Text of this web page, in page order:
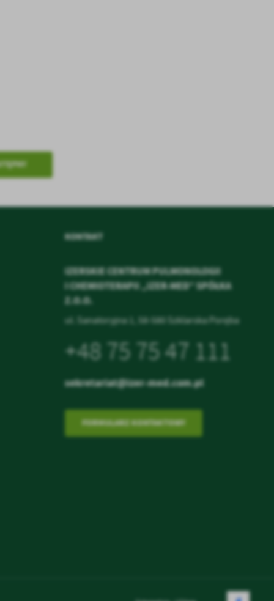
KONTAKT
IZERSKIE CENTRUM PULMONOLOGII
I CHEMIOTERAPII „IZER-MED” SPÓŁKA
Z.O.O.
ul. Sanatoryjna 1, 58-580 Szklarska Poręba
+48 75 75 47 111
sekretariat@izer-med.com.pl
FORMULARZ KONTAKTOWY